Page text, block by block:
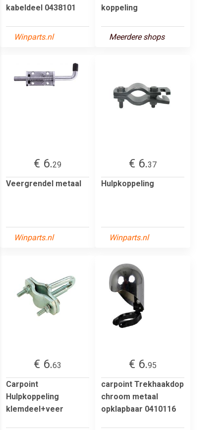
kabeldeel 0438101
Winparts.nl
koppeling
Meerdere shops
€ 6.29
Veergrendel metaal
Winparts.nl
€ 6.37
Hulpkoppeling
Winparts.nl
€ 6.63
Carpoint
Hulpkoppeling
klemdeel+veer
€ 6.95
carpoint Trekhaakdop
chroom metaal
opklapbaar 0410116